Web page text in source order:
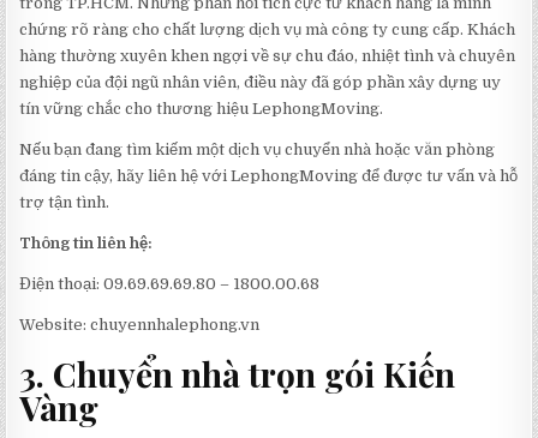
chứng rõ ràng cho chất lượng dịch vụ mà công ty cung cấp. Khách
hàng thường xuyên khen ngợi về sự chu đáo, nhiệt tình và chuyên
nghiệp của đội ngũ nhân viên, điều này đã góp phần xây dựng uy
tín vững chắc cho thương hiệu LephongMoving.
Nếu bạn đang tìm kiếm một dịch vụ chuyển nhà hoặc văn phòng
đáng tin cậy, hãy liên hệ với LephongMoving để được tư vấn và hỗ
trợ tận tình.
Thông tin liên hệ:
Điện thoại: 09.69.69.69.80 – 1800.00.68
Website: chuyennhalephong.vn
3. Chuyển nhà trọn gói Kiến
Vàng